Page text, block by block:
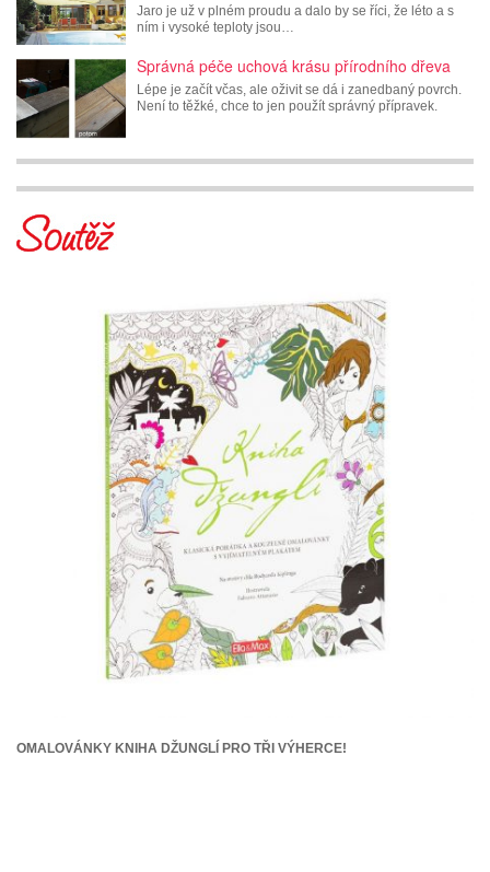
Jaro je už v plném proudu a dalo by se říci, že léto a s
ním i vysoké teploty jsou…
Správná péče uchová krásu přírodního dřeva
Lépe je začít včas, ale oživit se dá i zanedbaný povrch.
Není to těžké, chce to jen použít správný přípravek.
OMALOVÁNKY KNIHA DŽUNGLÍ PRO TŘI VÝHERCE!